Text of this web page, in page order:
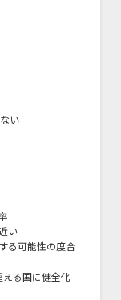
い
い
る可能性の度合
る国に健全化